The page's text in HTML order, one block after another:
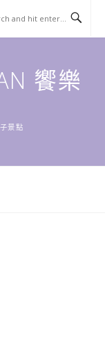
饗樂
景點